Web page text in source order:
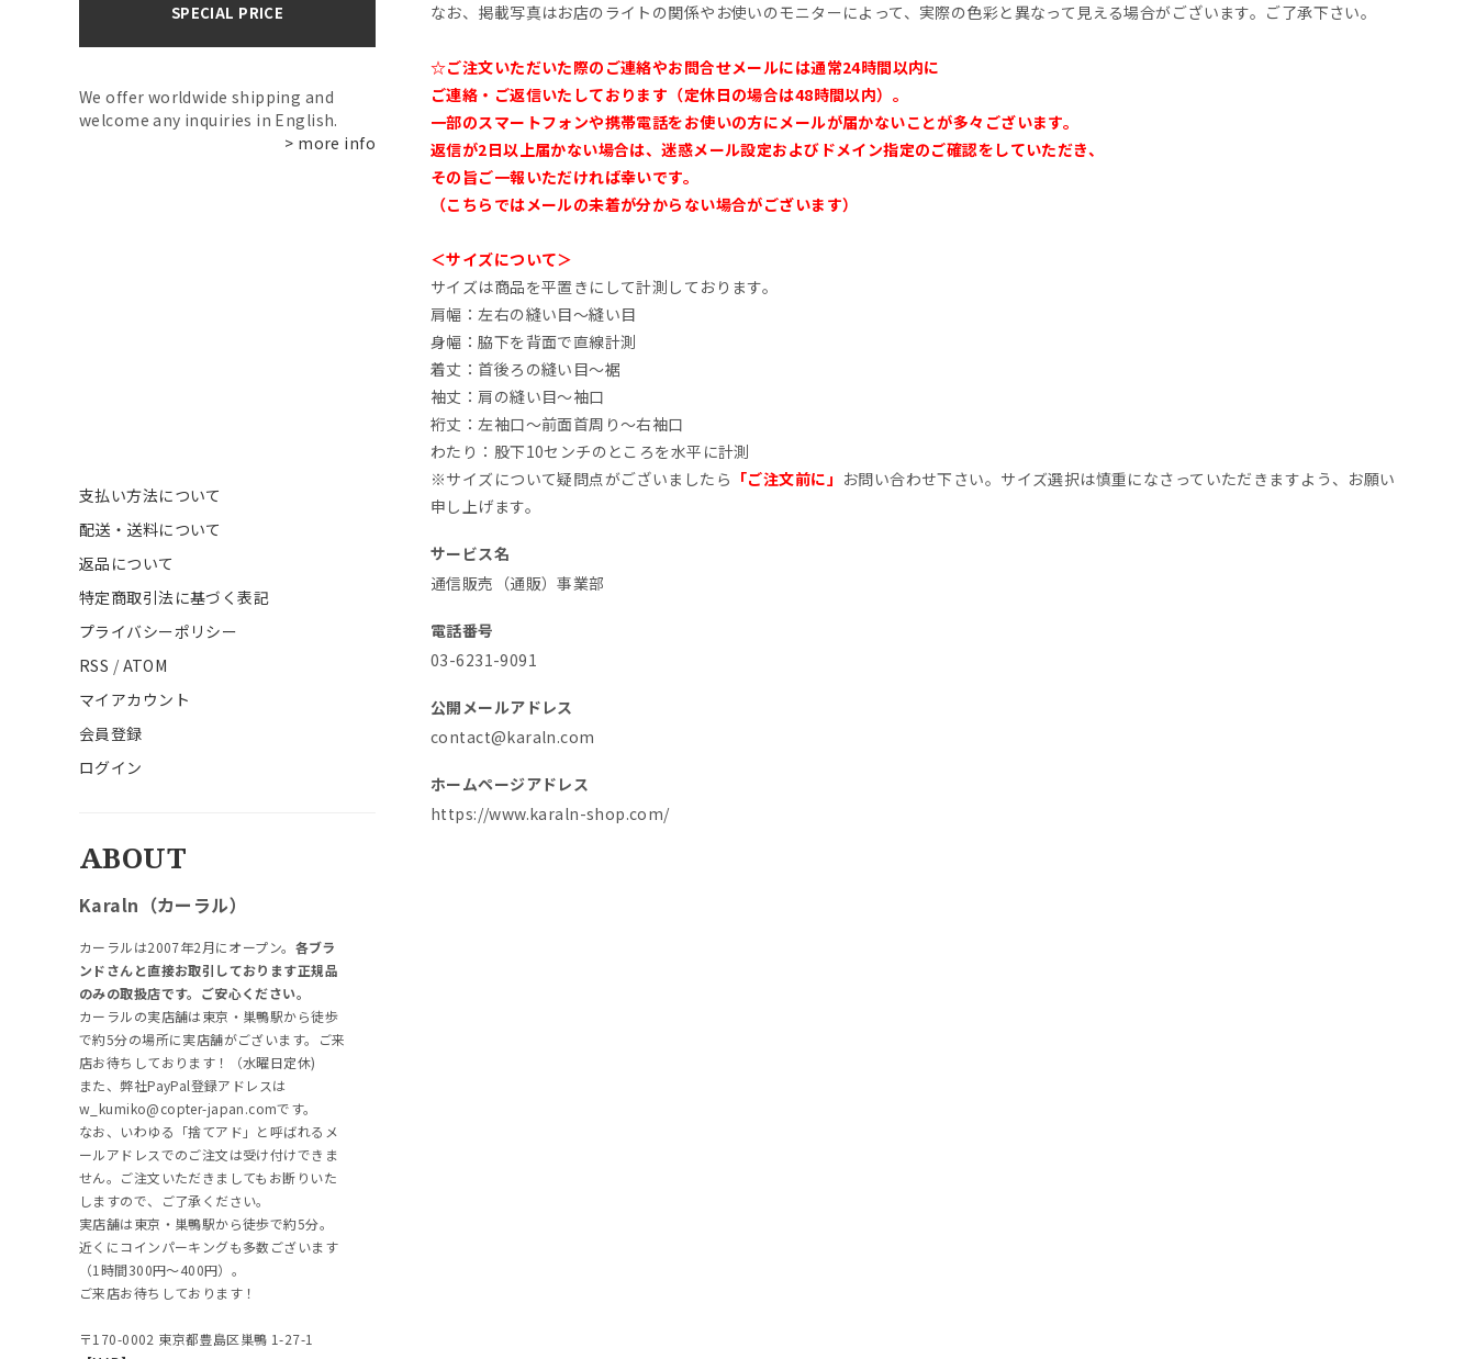
SPECIAL PRICE
We offer worldwide shipping and
welcome any inquiries in English.
> more info
支払い方法について
配送・送料について
返品について
特定商取引法に基づく表記
プライバシーポリシー
RSS / ATOM
マイアカウント
会員登録
ログイン
ABOUT
Karaln（カーラル）
カーラルは2007年2月にオープン。 各ブラ
ンドさんと直接お取引しております正規品
のみの取扱店です。ご安心ください。
カーラルの実店舗は東京・巣鴨駅から徒歩
で約5分の場所に実店舗がございます。ご来
店お待ちしております！（水曜日定休)
また、弊社PayPal登録アドレスは
w_kumiko@copter-japan.comです。
なお、いわゆる「捨てアド」と呼ばれるメ
ールアドレスでのご注文は受け付けできま
せん。ご注文いただきましてもお断りいた
しますので、ご了承ください。
実店舗は東京・巣鴨駅から徒歩で約5分。
近くにコインパーキングも多数ございます
（1時間300円～400円）。
ご来店お待ちしております！
〒170-0002 東京都豊島区巣鴨 1-27-1
なお、掲載写真はお店のライトの関係やお使いのモニターによって、実際の色彩と異なって見える場合がございます。ご了承下さい。
☆ご注文いただいた際のご連絡やお問合せメールには通常24時間以内に
ご連絡・ご返信いたしております（定休日の場合は48時間以内）。
一部のスマートフォンや携帯電話をお使いの方にメールが届かないことが多々ございます。
返信が2日以上届かない場合は、迷惑メール設定およびドメイン指定のご確認をしていただき、
その旨ご一報いただければ幸いです。
（こちらではメールの未着が分からない場合がございます）
＜サイズについて＞
サイズは商品を平置きにして計測しております。
肩幅：左右の縫い目～縫い目
身幅：脇下を背面で直線計測
着丈：首後ろの縫い目～裾
袖丈：肩の縫い目～袖口
裄丈：左袖口～前面首周り～右袖口
わたり：股下10センチのところを水平に計測
※サイズについて疑問点がございましたら 「ご注文前に」 お問い合わせ下さい。サイズ選択は慎重になさっていただきますよう、お願い
申し上げます。
サービス名
通信販売（通販）事業部
電話番号
03-6231-9091
公開メールアドレス
contact@karaln.com
ホームページアドレス
https://www.karaln-shop.com/